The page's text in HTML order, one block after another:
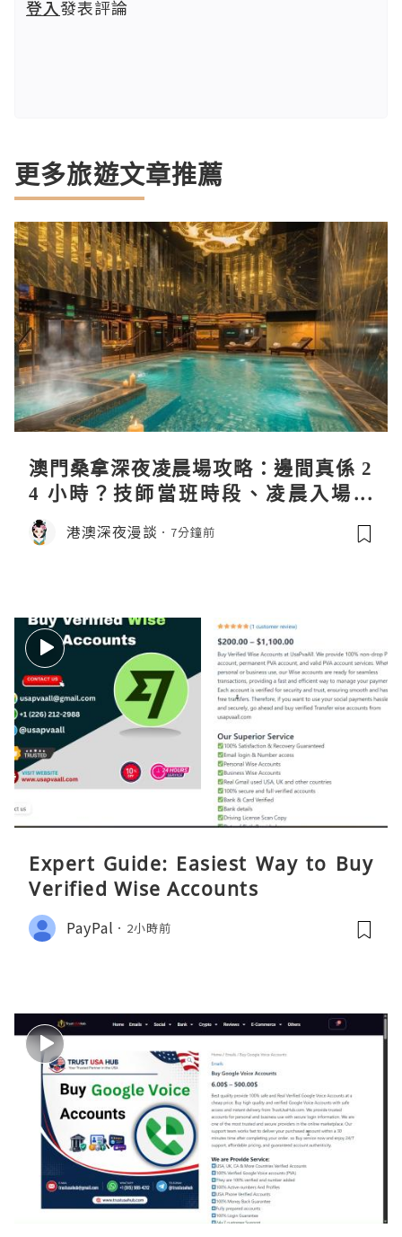
登入發表評論
更多旅遊文章推薦
澳門桑拿深夜凌晨場攻略：邊間真係 2
4 小時？技師當班時段、凌晨入場流
程、過夜安排一次過講清
港澳深夜漫談 7分鐘前
Expert Guide: Easiest Way to Buy
Verified Wise Accounts
PayPal 2小時前